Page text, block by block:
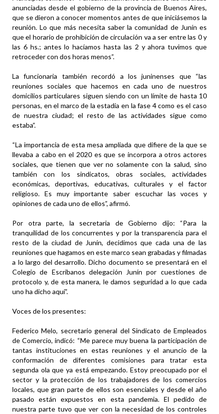
anunciadas desde el gobierno de la provincia de Buenos Aires,
que se dieron a conocer momentos antes de que iniciásemos la
reunión. Lo que más necesita saber la comunidad de Junín es
que el horario de prohibición de circulación va a ser entre las 0 y
las 6 hs.; antes lo hacíamos hasta las 2 y ahora tuvimos que
retroceder con dos horas menos”.
La funcionaria también recordó a los juninenses que “las
reuniones sociales que hacemos en cada uno de nuestros
domicilios particulares siguen siendo con un límite de hasta 10
personas, en el marco de la estadía en la fase 4 como es el caso
de nuestra ciudad; el resto de las actividades sigue como
estaba”.
“La importancia de esta mesa ampliada que difiere de la que se
llevaba a cabo en el 2020 es que se incorpora a otros actores
sociales, que tienen que ver no solamente con la salud, sino
también con los sindicatos, obras sociales, actividades
económicas, deportivas, educativas, culturales y el factor
religioso. Es muy importante saber escuchar las voces y
opiniones de cada uno de ellos”, afirmó.
Por otra parte, la secretaria de Gobierno dijo: “Para la
tranquilidad de los concurrentes y por la transparencia para el
resto de la ciudad de Junín, decidimos que cada una de las
reuniones que hagamos en este marco sean grabadas y filmadas
a lo largo del desarrollo. Dicho documento se presentará en el
Colegio de Escribanos delegación Junín por cuestiones de
protocolo y, de esta manera, le damos seguridad a lo que cada
uno ha dicho aquí”.
Voces de los presentes:
Federico Melo, secretario general del Sindicato de Empleados
de Comercio, indicó: “Me parece muy buena la participación de
tantas instituciones en estas reuniones y el anuncio de la
conformación de diferentes comisiones para tratar esta
segunda ola que ya está empezando. Estoy preocupado por el
sector y la protección de los trabajadores de los comercios
locales, que gran parte de ellos son esenciales y desde el año
pasado están expuestos en esta pandemia. El pedido de
nuestra parte tuvo que ver con la necesidad de los controles